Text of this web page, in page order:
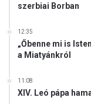
szerbiai Borban
12:35
„Őbenne mi is
a Miatyánkról
11:08
XIV. Leó pápa